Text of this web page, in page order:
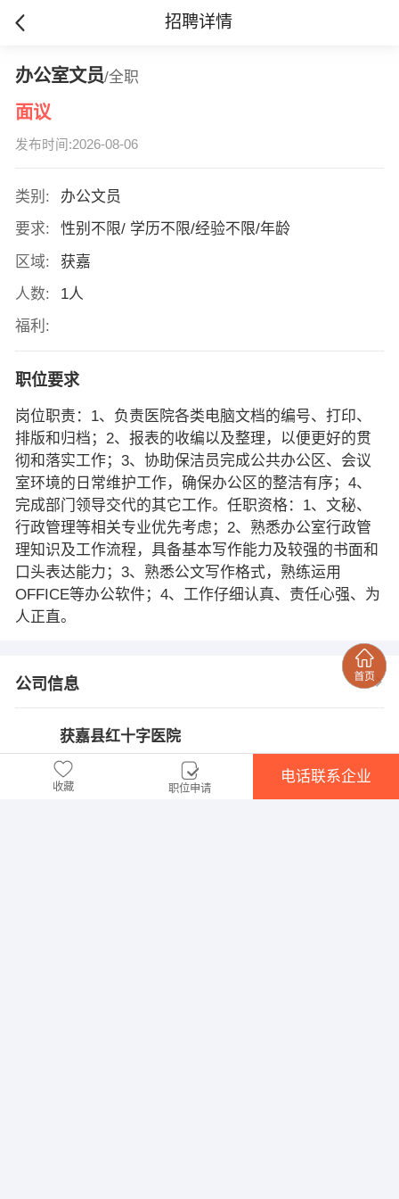
招聘详情
办公室文员/全职
面议
发布时间:2026-08-06
类别:
办公文员
要求:
性别不限/ 学历不限/经验不限/年龄
区域:
获嘉
人数:
1人
福利:
职位要求
岗位职责：1、负责医院各类电脑文档的编号、打印、
排版和归档；2、报表的收编以及整理，以便更好的贯
彻和落实工作；3、协助保洁员完成公共办公区、会议
室环境的日常维护工作，确保办公区的整洁有序；4、
完成部门领导交代的其它工作。任职资格：1、文秘、
行政管理等相关专业优先考虑；2、熟悉办公室行政管
理知识及工作流程，具备基本写作能力及较强的书面和
口头表达能力；3、熟悉公文写作格式，熟练运用
OFFICE等办公软件；4、工作仔细认真、责任心强、为
人正直。
公司信息
获嘉县红十字医院
联系人：
联系电话：
收藏 职位申请
电话联系企业